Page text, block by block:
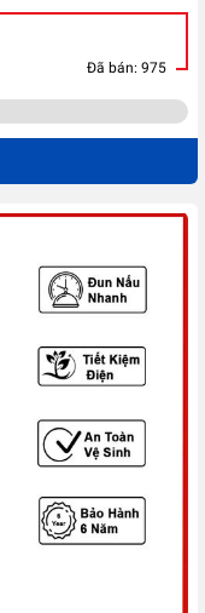
Đã bán: 975